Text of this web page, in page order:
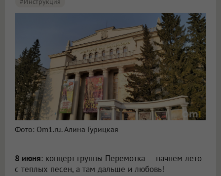
Фото: Om1.ru. Алина Гурицкая
8 июня: концерт группы Перемотка — начнем лето
с теплых песен, а там дальше и любовь!